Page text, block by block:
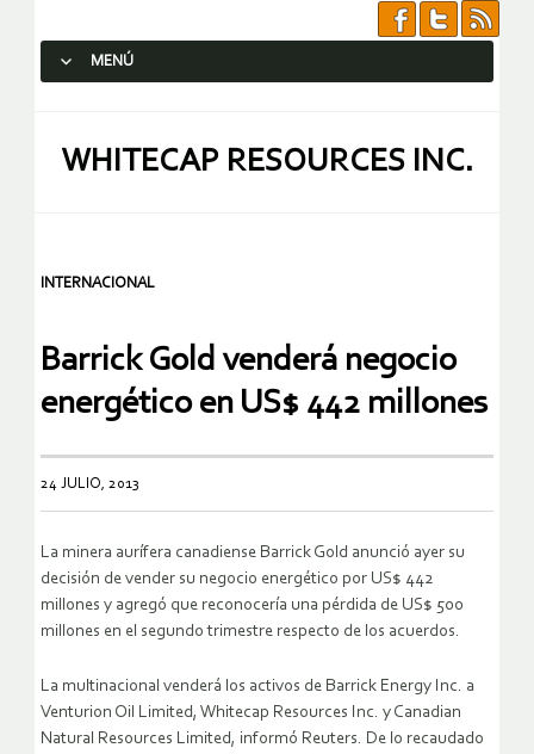
MENÚ
WHITECAP RESOURCES INC.
INTERNACIONAL
Barrick Gold venderá negocio
energético en US$ 442 millones
24 JULIO, 2013
La minera aurífera canadiense Barrick Gold anunció ayer su
decisión de vender su negocio energético por US$ 442
millones y agregó que reconocería una pérdida de US$ 500
millones en el segundo trimestre respecto de los acuerdos.
La multinacional venderá los activos de Barrick Energy Inc. a
Venturion Oil Limited, Whitecap Resources Inc. y Canadian
Natural Resources Limited, informó Reuters. De lo recaudado